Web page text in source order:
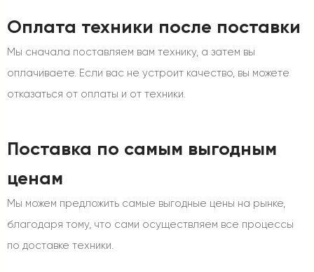
Оплата техники после поставки
Мы сначала поставляем вам технику, а затем вы
оплачиваете. Если вас не устроит качество, вы можете
отказаться от оплаты и от техники.
Поставка по самым выгодным
ценам
Мы можем предложить самые выгодные цены на рынке,
благодаря тому, что сами осуществляем все процессы
по доставке техники.